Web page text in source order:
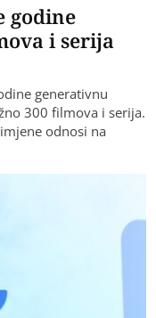
godine
i serija
generativnu
300 filmova i serija.
odnosi na